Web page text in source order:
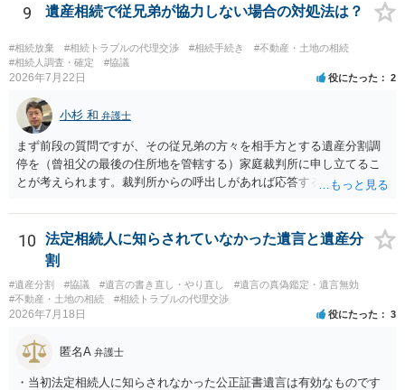
医師の意見書、筆跡鑑定 が提出されればその効力が否定される可能性
はありますが、 ・伯母様自身が分割協議に加わっていること ・御祖母
様の意に反する遺産分割協議を行う実益が誰にあったかの立証が困難
であること からすると、実際に遺産分割協議の効力が否定される可能
性はそれほど高くない（立証のハードルは非常に高い）ということが
言えると思います。
9 遺産相続で従兄弟が協力しない場合の対処法は？
#相続放棄 #相続トラブルの代理交渉 #相続手続き
#不動産・土地の相続
#相続人調査・確定
#協議
2026年7月22日 役にたった 2
小杉 和 弁護士
まず前段の質問ですが、その従兄弟の方々を相手方とする遺産分割調
停を（曾祖父の最後の住所地を管轄する）家庭裁判所に申し立てるこ
とが考えられます。裁判所からの呼出しがあれば応答する可能性がま
能と思われます。時間が思った以上にないので必要書類をてきぱきと
揃える必要があります。その点是非御注意ください。
10
法定相続人に知らされていなかった遺言と遺産分
割
#遺産分割 #協議 #遺言の書き直し・やり直し
#遺言の真偽鑑定・遺言無効
#不動産・土地の相続
#相続トラブルの代理交渉
2026年7月18日 役にたった 3
匿名A 弁護士
・当初法定相続人に知らされなかった公正証書遺言は有効なものです